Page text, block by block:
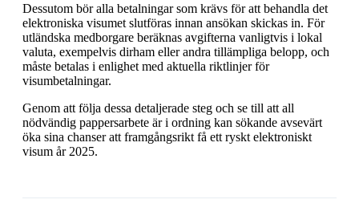
Dessutom bör alla betalningar som krävs för att behandla det
elektroniska visumet slutföras innan ansökan skickas in. För
utländska medborgare beräknas avgifterna vanligtvis i lokal
valuta, exempelvis dirham eller andra tillämpliga belopp, och
måste betalas i enlighet med aktuella riktlinjer för
visumbetalningar.
Genom att följa dessa detaljerade steg och se till att all
nödvändig pappersarbete är i ordning kan sökande avsevärt
öka sina chanser att framgångsrikt få ett ryskt elektroniskt
visum år 2025.